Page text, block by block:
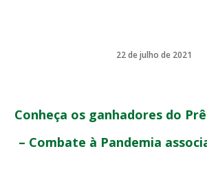
22 de julho de 2021
Conheça os ganhadores do
– Combate à Pandemia